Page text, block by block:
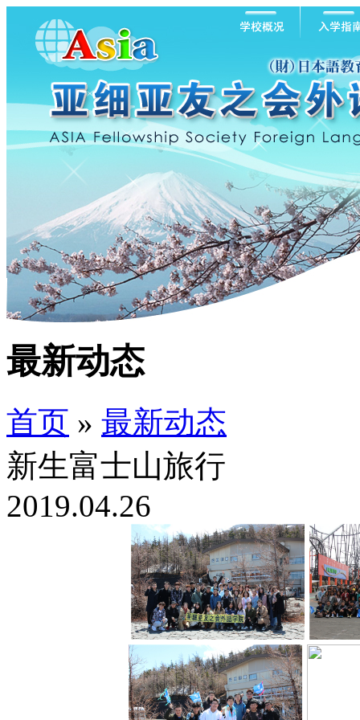
最新动态
首页 » 最新动态
新生富士山旅行
2019.04.26